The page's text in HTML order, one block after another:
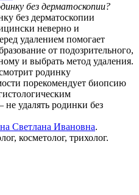
без дерматоскопии?
без дерматоскопии
неверно и
удалением помогает
от подозрительного,
и выбрать метод удаления.
родинку
порекомендует биопсию
удалять родинки без
Светлана Ивановна.
косметолог, трихолог.